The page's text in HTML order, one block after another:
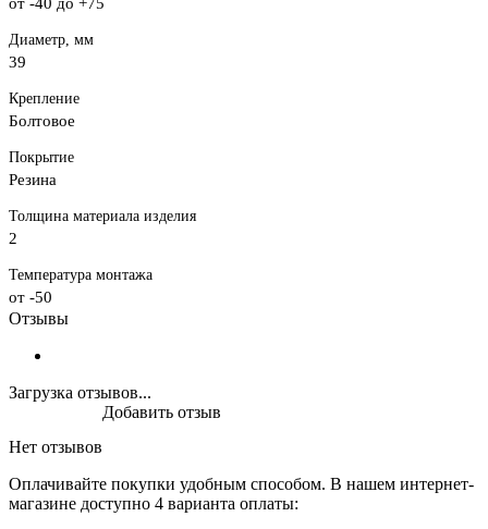
Диаметр, мм
39
Крепление
Болтовое
Покрытие
Резина
Толщина материала изделия
2
Температура монтажа
от -50
Отзывы
Загрузка отзывов...
Нет отзывов
Добавить отзыв
Оплачивайте покупки удобным способом. В нашем интернет-
магазине доступно 4 варианта оплаты: